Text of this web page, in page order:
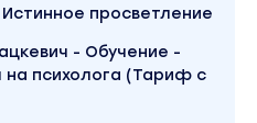
просветление
- Обучение -
психолога (Тариф с